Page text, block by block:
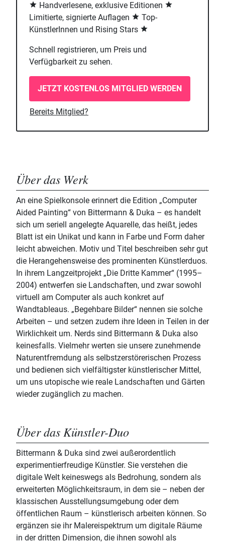
Handverlesene, exklusive Editionen
Limitierte, signierte Auflagen
Top-
KünstlerInnen und Rising Stars
Schnell registrieren, um Preis und
Verfügbarkeit zu sehen.
JETZT KOSTENLOS MITGLIED WERDEN
Bereits Mitglied?
Über das Werk
An eine Spielkonsole erinnert die Edition „Computer
Aided Painting“ von Bittermann & Duka – es handelt
sich um seriell angelegte Aquarelle, das heißt, jedes
Blatt ist ein Unikat und kann in Farbe und Form daher
leicht abweichen. Motiv und Titel beschreiben sehr gut
die Herangehensweise des prominenten Künstlerduos.
In ihrem Langzeitprojekt „Die Dritte Kammer“ (1995–
2004) entwerfen sie Landschaften, und zwar sowohl
virtuell am Computer als auch konkret auf
Wandtableaus. „Begehbare Bilder“ nennen sie solche
Arbeiten – und setzen zudem ihre Ideen in Teilen in der
Wirklichkeit um. Nerds sind Bittermann & Duka also
keinesfalls. Vielmehr werten sie unsere zunehmende
Naturentfremdung als selbstzerstörerischen Prozess
und bedienen sich vielfältigster künstlerischer Mittel,
um uns utopische wie reale Landschaften und Gärten
wieder zugänglich zu machen.
Über das Künstler-Duo
Bittermann & Duka sind zwei außerordentlich
experimentierfreudige Künstler. Sie verstehen die
digitale Welt keineswegs als Bedrohung, sondern als
erweiterten Möglichkeitsraum, in dem sie – neben der
klassischen Ausstellungsumgebung oder dem
öffentlichen Raum – künstlerisch arbeiten können. So
ergänzen sie ihr Malereispektrum um digitale Räume
in der dritten Dimension, die ihnen sowohl als